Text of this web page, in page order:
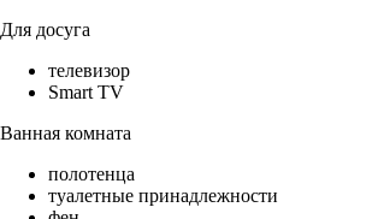
Для досуга
телевизор
Smart TV
Ванная комната
полотенца
туалетные принадлежности